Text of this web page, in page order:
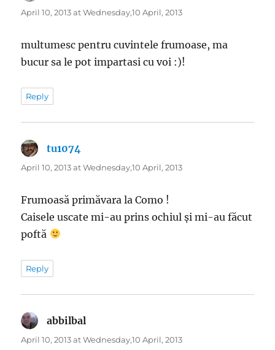
April 10, 2013 at Wednesday,10 April, 2013
multumesc pentru cuvintele frumoase, ma
bucur sa le pot impartasi cu voi :)!
Reply
tu1074
April 10, 2013 at Wednesday,10 April, 2013
Frumoasă primăvara la Como !
Caisele uscate mi-au prins ochiul și mi-au făcut
poftă
Reply
abbilbal
April 10, 2013 at Wednesday,10 April, 2013